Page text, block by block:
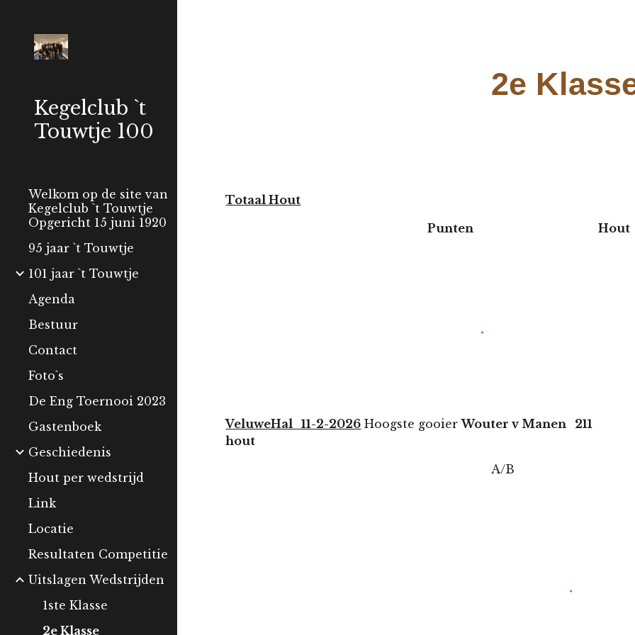
Kegelclub `t
Touwtje 100
Welkom op de site van
Kegelclub `t Touwtje
Opgericht 15 juni 1920
95 jaar `t Touwtje
101 jaar `t Touwtje
Agenda
Bestuur
Contact
Foto`s
De Eng Toernooi 2023
Gastenboek
Geschiedenis
Hout per wedstrijd
Link
Locatie
Resultaten Competitie
Uitslagen Wedstrijden
1ste Klasse
2e Klasse
2e
Totaal Hout
Punten Hout
VeluweHal 11-2-2026 Hoogste gooierWouter v Manen 211
hout
A/B